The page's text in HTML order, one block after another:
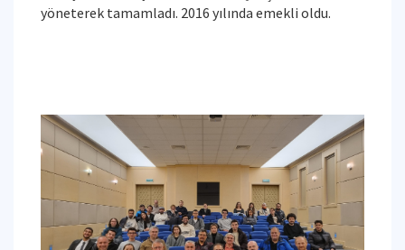
yöneterek tamamladı. 2016 yılında emekli oldu.